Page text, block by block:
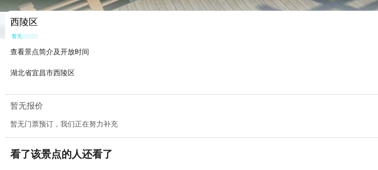
西陵区
暂无点评
查看景点简介及开放时间
湖北省宜昌市西陵区
暂无报价
暂无门票预订，我们正在努力补充
看了该景点的人还看了